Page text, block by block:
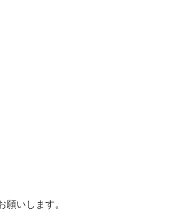
いします。